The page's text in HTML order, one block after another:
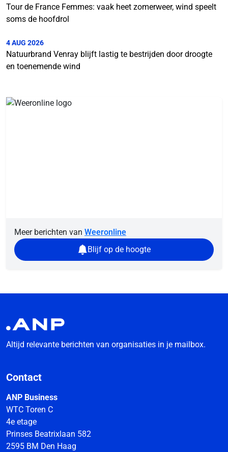
Tour de France Femmes: vaak heet zomerweer, wind speelt
soms de hoofdrol
4 AUG 2026
Natuurbrand Venray blijft lastig te bestrijden door droogte
en toenemende wind
Meer berichten van Weeronline
Blijf op de hoogte
Altijd relevante berichten van organisaties in je mailbox.
Contact
ANP Business
WTC Toren C
4e etage
Prinses Beatrixlaan 582
2595 BM Den Haag